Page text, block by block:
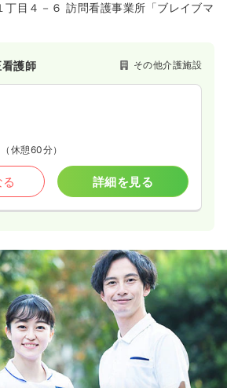
丁目４－６ 訪問看護事業所「ブレイブマ
看護師 その他介護施設
（休憩60分）
詳細を見る